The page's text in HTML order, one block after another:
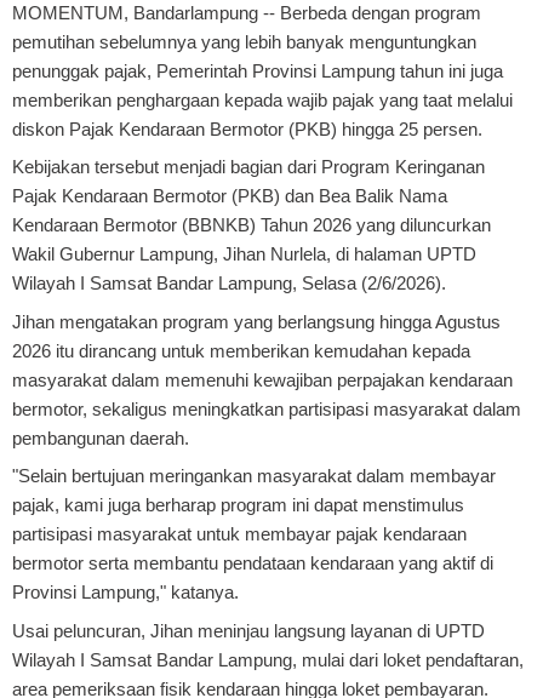
MOMENTUM, Bandarlampung -- Berbeda dengan program
pemutihan sebelumnya yang lebih banyak menguntungkan
penunggak pajak, Pemerintah Provinsi Lampung tahun ini juga
memberikan penghargaan kepada wajib pajak yang taat melalui
diskon Pajak Kendaraan Bermotor (PKB) hingga 25 persen.
Kebijakan tersebut menjadi bagian dari Program Keringanan
Pajak Kendaraan Bermotor (PKB) dan Bea Balik Nama
Kendaraan Bermotor (BBNKB) Tahun 2026 yang diluncurkan
Wakil Gubernur Lampung, Jihan Nurlela, di halaman UPTD
Wilayah I Samsat Bandar Lampung, Selasa (2/6/2026).
Jihan mengatakan program yang berlangsung hingga Agustus
2026 itu dirancang untuk memberikan kemudahan kepada
masyarakat dalam memenuhi kewajiban perpajakan kendaraan
bermotor, sekaligus meningkatkan partisipasi masyarakat dalam
pembangunan daerah.
"Selain bertujuan meringankan masyarakat dalam membayar
pajak, kami juga berharap program ini dapat menstimulus
partisipasi masyarakat untuk membayar pajak kendaraan
bermotor serta membantu pendataan kendaraan yang aktif di
Provinsi Lampung," katanya.
Usai peluncuran, Jihan meninjau langsung layanan di UPTD
Wilayah I Samsat Bandar Lampung, mulai dari loket pendaftaran,
area pemeriksaan fisik kendaraan hingga loket pembayaran.